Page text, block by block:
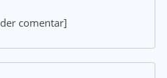
comentar]